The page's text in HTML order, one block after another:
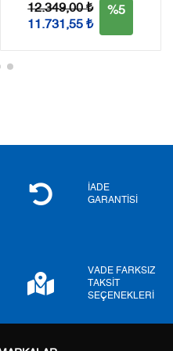
Toplam Tutar
12.349,00 ₺
11.731,55 ₺
%5
İADE
GARANTİSİ
VADE FARKSIZ
TAKSİT
SEÇENEKLERİ